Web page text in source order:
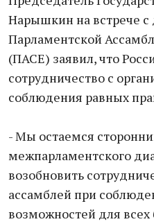
Нарышкин на встрече с
Парламентской
(ПАСЕ) заявил, что
сотрудничество с
соблюдения равных
- Мы остаемся
межпарламентского
возобновить
ассамблей при
возможностей для